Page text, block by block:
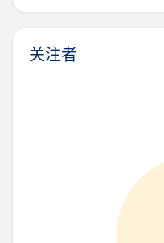
关注者